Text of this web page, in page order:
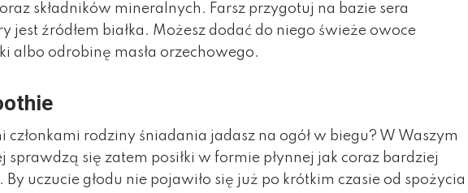
składników mineralnych. Farsz przygotuj na bazie sera
jest źródłem białka. Możesz dodać do niego świeże owoce
albo odrobinę masła orzechowego.
członkami rodziny śniadania jadasz na ogół w biegu? W Waszym
sprawdzą się zatem posiłki w formie płynnej jak coraz bardziej
uczucie głodu nie pojawiło się już po krótkim czasie od spożycia